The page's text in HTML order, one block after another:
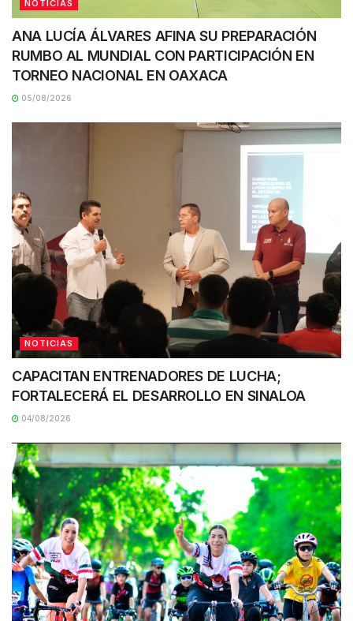
NOTICIAS
ANA LUCÍA ÁLVARES AFINA SU PREPARACIÓN
RUMBO AL MUNDIAL CON PARTICIPACIÓN EN
TORNEO NACIONAL EN OAXACA
05/08/2026
NOTICIAS
CAPACITAN ENTRENADORES DE LUCHA;
FORTALECERÁ EL DESARROLLO EN SINALOA
04/08/2026